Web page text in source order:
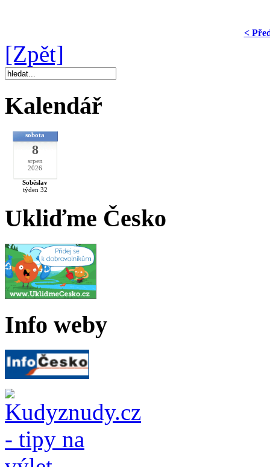
<
[Zpět]
Kalendář
sobota
8
srpen
2026
Soběslav
týden 32
Ukliďme Česko
Info weby